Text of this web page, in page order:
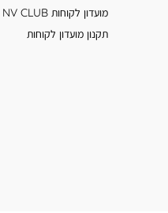
מידע
נוסף
מועדון לקוחות NV CLUB
תקנון מועדון לקוחות